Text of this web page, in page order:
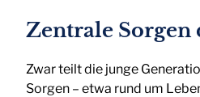
Zentrale Sorgen
Zwar teilt die junge
Sorgen – etwa rund um